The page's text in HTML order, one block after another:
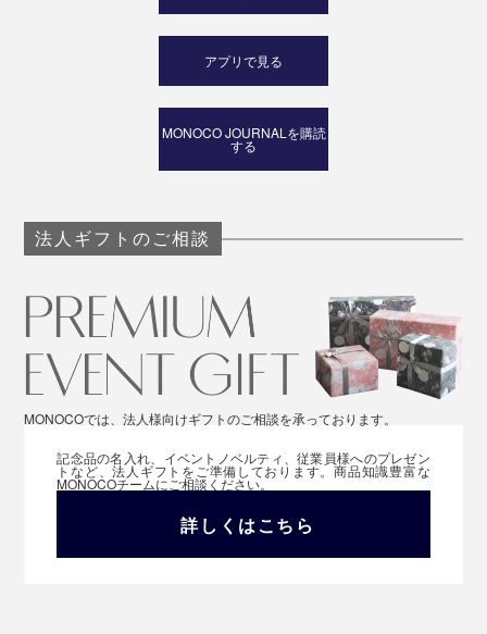
アプリで見る
MONOCO JOURNALを購読
する
法人ギフトのご相談
MONOCOでは、法人様向けギフトのご相談を承っております。
記念品の名入れ、イベントノベルティ、従業員様へのプレゼン
トなど、法人ギフトをご準備しております。商品知識豊富な
MONOCOチームにご相談ください。
詳しくはこちら